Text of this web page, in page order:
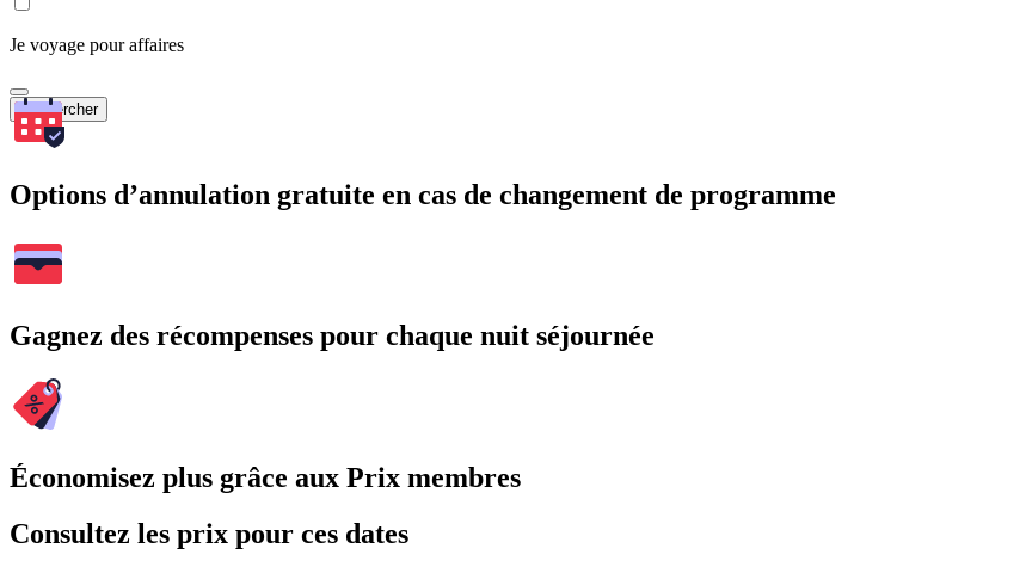
Je voyage pour affaires
Rechercher
Options d’annulation gratuite en cas de changement de programme
Gagnez des récompenses pour chaque nuit séjournée
Économisez plus grâce aux Prix membres
Consultez les prix pour ces dates